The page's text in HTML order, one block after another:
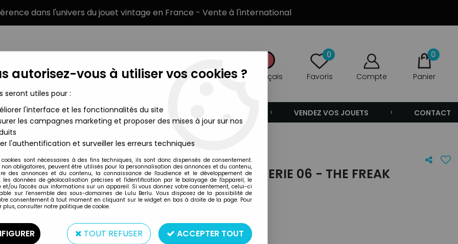
dans l'univers du jouet vintage en France - Vente à l'international
Français
0
Favoris Compte
0
Panier
MARQUES TYPE DE PRODUIT VENDEZ VOS JOUETS CONTACT
McFarlane Toys
MCFARLANE'S SPAWN - SERIE 06 - THE FREAK
REF19499
Matière : plastique
Echelle : 6 pouces (15cm)
autorisez-vous à utiliser vos cookies ?
seront utiles pour :
l'interface et les fonctionnalités du site
les campagnes marketing et proposer des mises à jour sur nos
l'authentification et surveiller les erreurs techniques
cookies sont nécessaires à des fins techniques, ils sont donc dispensés de consentement.
non obligatoires, peuvent être utilisés pour la personnalisation des annonces et du contenu,
des annonces et du contenu, la connaissance de l'audience et le développement de
les données de géolocalisation précises et l'identification par le balayage de l'appareil, le
et/ou l'accès aux informations sur un appareil. Si vous donnez votre consentement, celui-ci
sur l’ensemble des sous-domaines de Lulu Berlu. Vous disposez de la possibilité de
consentement à tout moment en cliquant sur le widget en bas à droite de la page. Pour
plus, consulter notre politique de cookie.
TOUT REFUSER ACCEPTER TOUT